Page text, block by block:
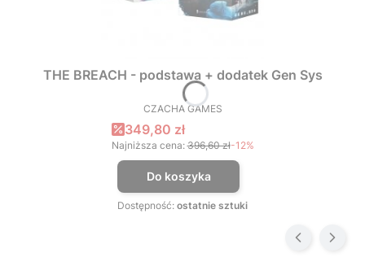
THE BREACH - podstawa + dodatek Gen Sys
PRODUCENT
CZACHA GAMES
Cena promocyjna
349,80 zł
Najniższa cena: 396,60 zł-12%
Do koszyka
Dostępność: ostatnie sztuki